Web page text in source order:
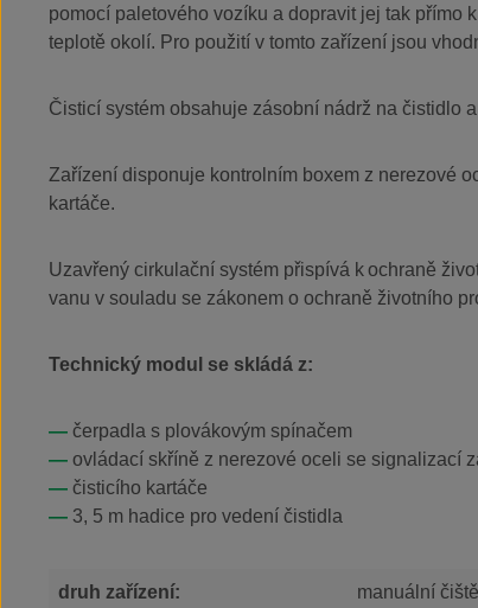
pomocí paletového vozíku a dopravit jej tak přímo
teplotě okolí. Pro použití v tomto zařízení jsou
Čisticí systém obsahuje zásobní nádrž na čistidlo
Zařízení disponuje kontrolním boxem z nerezové
kartáče.
Uzavřený cirkulační systém přispívá k ochraně
vanu v souladu se zákonem o ochraně životního
Technický modul se skládá z:
čerpadla s plovákovým spínačem
ovládací skříně z nerezové oceli se signalizací
čisticího kartáče
3, 5 m hadice pro vedení čistidla
druh zařízení: manuální